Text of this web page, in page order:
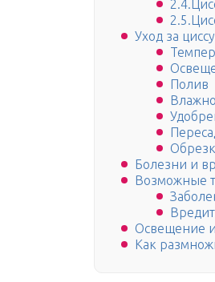
Уход за
Полив
Болезни и
Возможные
Освещение
Как